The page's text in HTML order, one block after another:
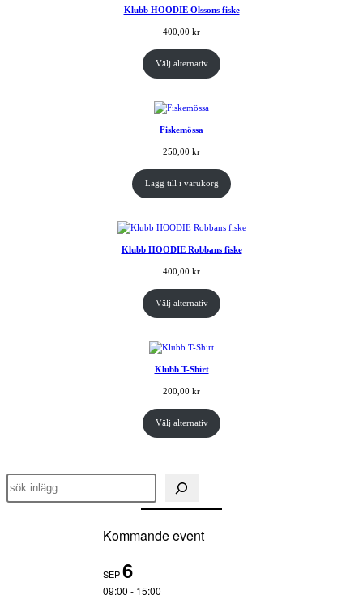
Klubb HOODIE Olssons fiske
400,00 kr
Välj alternativ
Fiskemössa
250,00 kr
Lägg till i varukorg
Klubb HOODIE Robbans fiske
400,00 kr
Välj alternativ
Klubb T-Shirt
200,00 kr
Välj alternativ
Sök
inlägg
Kommande event
SEP6
09:00 - 15:00